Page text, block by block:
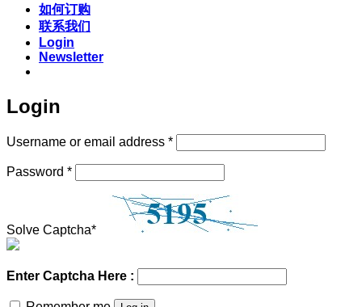
如何订购
联系我们
Login
Newsletter
Login
Username or email address *Required
Password *Required
Solve Captcha*
Enter Captcha Here :